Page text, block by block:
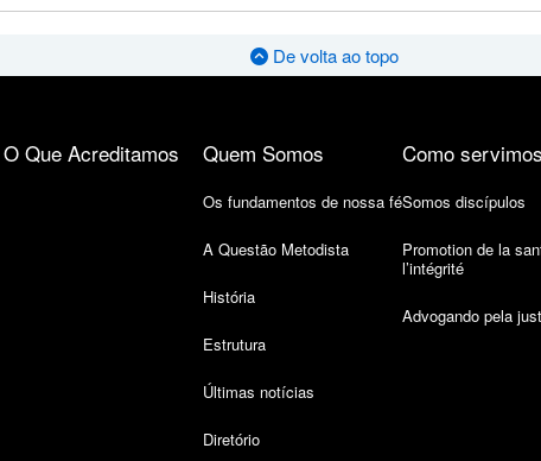
De volta ao topo
O Que Acreditamos Quem Somos
Os fundamentos de nossa fé
A Questão Metodista
História
Estrutura
Últimas notícias
Diretório
Como servimos
Somos discípulos
Promotion de la
l’intégrité
Advogando pela